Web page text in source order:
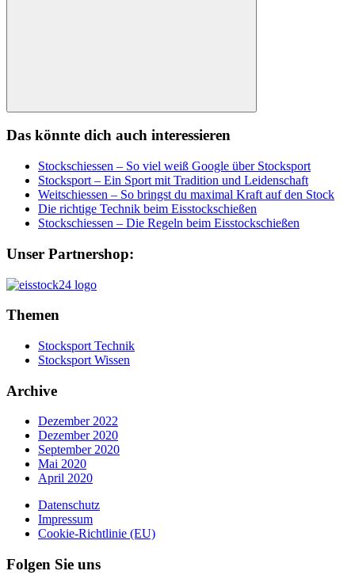
Search
Das könnte dich auch interessieren
Stockschiessen – So viel weiß Google über Stocksport
Stocksport – Ein Sport mit Tradition und Leidenschaft
Weitschiessen – So bringst du maximal Kraft auf den Stock
Die richtige Technik beim Eisstockschießen
Stockschiessen – Die Regeln beim Eisstockschießen
Unser Partnershop:
Themen
Stocksport Technik
Stocksport Wissen
Archive
Dezember 2022
Dezember 2020
September 2020
Mai 2020
April 2020
Datenschutz
Impressum
Cookie-Richtlinie (EU)
Folgen Sie uns